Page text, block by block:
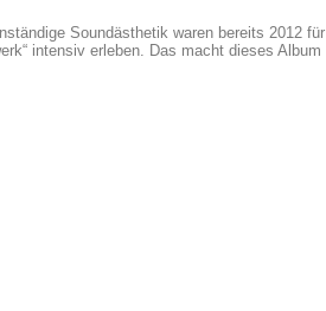
Soundästhetik waren bereits 2012 für
intensiv erleben. Das macht dieses Album